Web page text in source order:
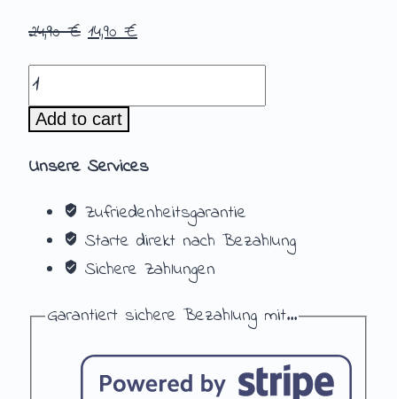
24,90€ 14,90€
Add to cart
Unsere Services
Zufriedenheitsgarantie
Starte direkt nach Bezahlung
Sichere Zahlungen
Garantiert sichere Bezahlung mit...